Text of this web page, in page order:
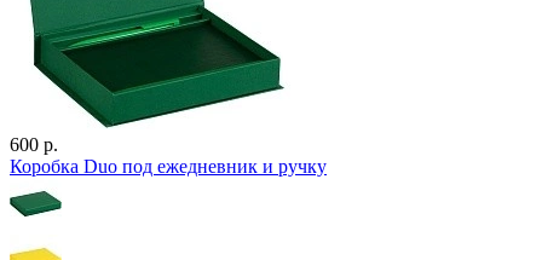
600 р.
Коробка Duo под ежедневник и ручку